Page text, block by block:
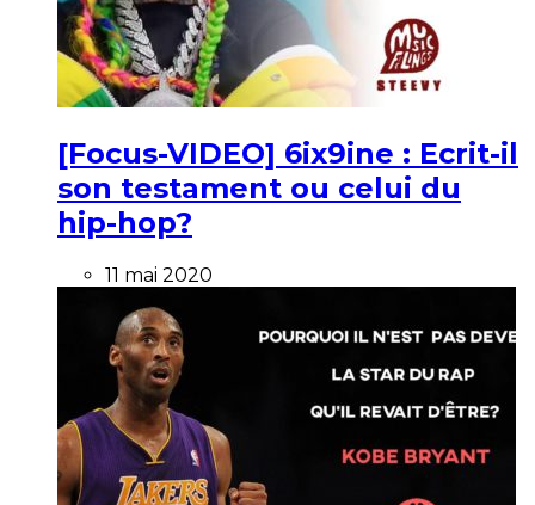
[Focus-VIDEO] 6ix9ine : Ecrit-il
son testament ou celui du
hip-hop?
11 mai 2020